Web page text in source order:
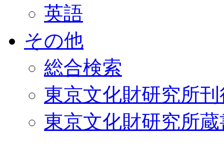
英語
その他
総合検索
東京文化財研究所
東京文化財研究所